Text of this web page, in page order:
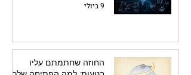
9 ביולי
החוזה שחתמתם עליו